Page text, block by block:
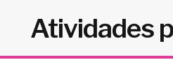
Atividades